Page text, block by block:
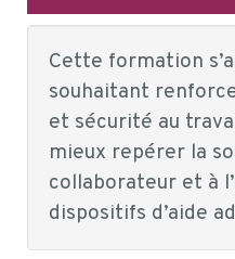
Cette formation
souhaitant
et sécurité au
mieux repérer la
collaborateur et à
dispositifs d’aide